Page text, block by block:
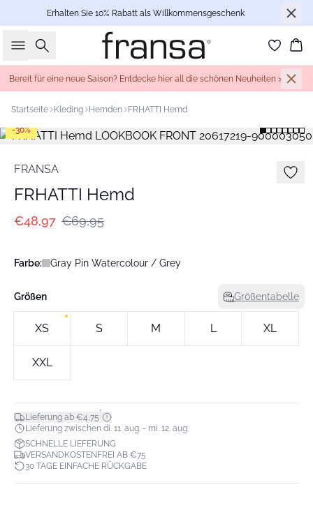
Erhalten Sie 10% Rabatt als Willkommensgeschenk
Suche
Bereit für eine neue Saison? Entdecke hier all die schönen Neuheiten >
Startseite Kleding Hemden FRHATTI Hemd
-30%
FRANSA
FRHATTI Hemd
€48,97 €69,95
Farbe: Gray Pin Watercolour / Grey
Größen Größentabelle
XS S M L XL
XXL
Lieferung ab €4,75*
Lieferung zwischen di. 11. aug. - mi. 12. aug.
SCHNELLE LIEFERUNG
VERSANDKOSTENFREI AB €75
30 TAGE EINFACHE RÜCKGABE